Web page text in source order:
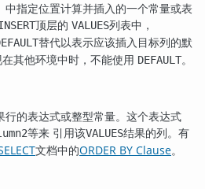
中指定位置计算并插入的一个常量或表
顶层的 VALUES列表中，
替代以表示应该插入目标列的默
在其他环境中时，不能使用 DEFAULT。
行的表达式或整型常量。这个表达式
等来 引用该VALUES结果的列。有
文档中的ORDER BY Clause。